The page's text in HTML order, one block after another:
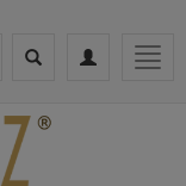
Toggle
Toggle